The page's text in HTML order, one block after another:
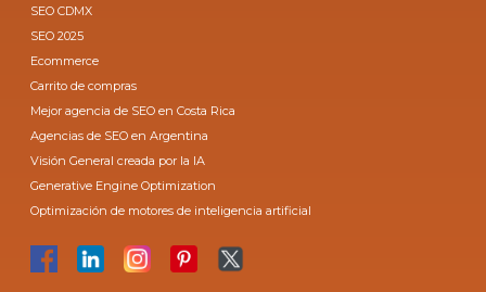
SEO CDMX
SEO 2025
Ecommerce
Carrito de compras
Mejor agencia de SEO en Costa Rica
Agencias de SEO en Argentina
Visión General creada por la IA
Generative Engine Optimization
Optimización de motores de inteligencia artificial